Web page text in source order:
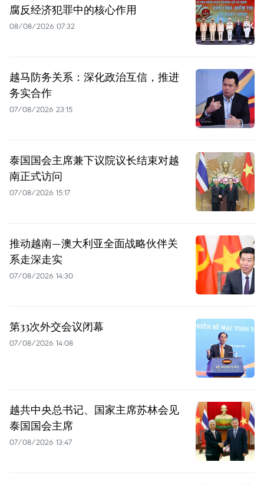
腐反经济犯罪中的核心作用
08/08/2026 07:32
越马防务关系：深化政治互信，推进
务实合作
07/08/2026 23:15
泰国国会主席兼下议院议长结束对越
南正式访问
07/08/2026 15:17
推动越南—澳大利亚全面战略伙伴关
系走深走实
07/08/2026 14:30
第33次外交会议闭幕
07/08/2026 14:08
越共中央总书记、国家主席苏林会见
泰国国会主席
07/08/2026 13:47